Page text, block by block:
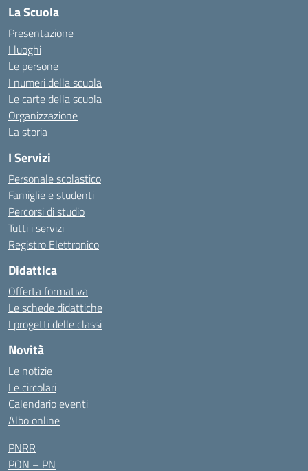
La Scuola
Presentazione
I luoghi
Le persone
I numeri della scuola
Le carte della scuola
Organizzazione
La storia
I Servizi
Personale scolastico
Famiglie e studenti
Percorsi di studio
Tutti i servizi
Registro Elettronico
Didattica
Offerta formativa
Le schede didattiche
I progetti delle classi
Novità
Le notizie
Le circolari
Calendario eventi
Albo online
PNRR
PON – PN